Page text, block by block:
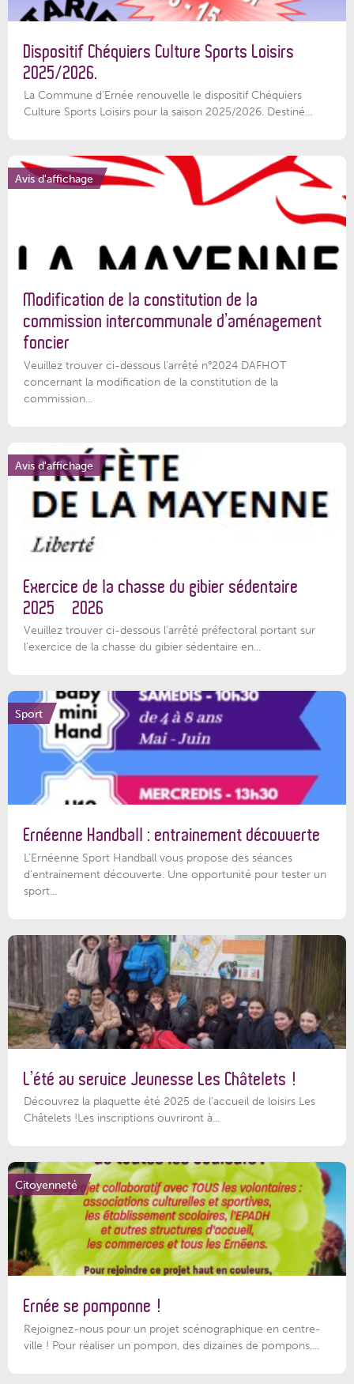
Dispositif Chéquiers Culture Sports Loisirs
2025/2026.
La Commune d'Ernée renouvelle le dispositif Chéquiers
Culture Sports Loisirs pour la saison 2025/2026. Destiné...
Avis d'affichage
Modification de la constitution de la
commission intercommunale d’aménagement
foncier
Veuillez trouver ci-dessous l'arrêté n°2024 DAFHOT
concernant la modification de la constitution de la
commission...
Avis d'affichage
Exercice de la chasse du gibier sédentaire
2025 – 2026
Veuillez trouver ci-dessous l'arrêté préfectoral portant sur
l'exercice de la chasse du gibier sédentaire en...
Sport
Ernéenne Handball : entrainement découverte
L'Ernéenne Sport Handball vous propose des séances
d'entrainement découverte. Une opportunité pour tester un
sport...
L’été au service Jeunesse Les Châtelets !
Découvrez la plaquette été 2025 de l’accueil de loisirs Les
Châtelets !Les inscriptions ouvriront à...
Citoyenneté
Ernée se pomponne !
Rejoignez-nous pour un projet scénographique en centre-
ville ! Pour réaliser un pompon, des dizaines de pompons,...